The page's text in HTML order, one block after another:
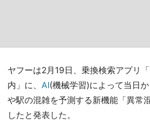
ヤフーは2月19日、乗換検索アプリ
内」に、 AI(機械学習)によって当日
や駅の混雑を予測する新機能「異常
したと発表した。